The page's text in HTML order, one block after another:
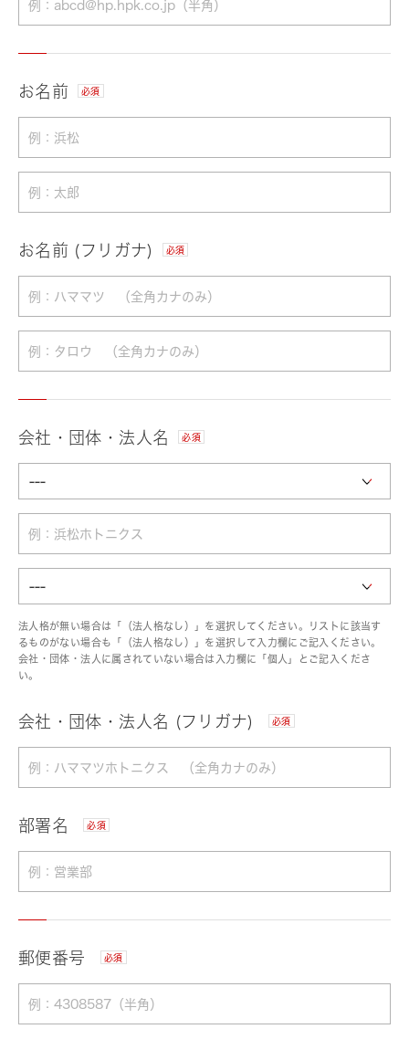
お名前 必須
お名前 (フリガナ) 必須
会社・団体・法人名 必須
法人格が無い場合は「（法人格なし）」を選択してください。リストに該当す
るものがない場合も「（法人格なし）」を選択して入力欄にご記入ください。
会社・団体・法人に属されていない場合は入力欄に「個人」とご記入くださ
い。
会社・団体・法人名 (フリガナ) 必須
部署名 必須
郵便番号 必須